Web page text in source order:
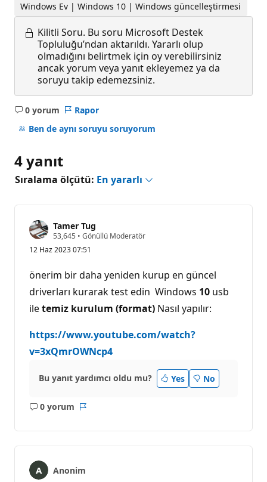
Windows Ev | Windows 10 | Windows güncelleştirmesi
Kilitli Soru. Bu soru Microsoft Destek
Topluluğu’ndan aktarıldı. Yararlı olup
olmadığını belirtmek için oy verebilirsiniz
ancak yorum veya yanıt ekleyemez ya da
soruyu takip edemezsiniz.
0 yorum
Açıklama
yok
Rapor
Ben de aynı soruyu soruyorum
4 yanıt
Sıralama ölçütü: En yararlı
Tamer Tug
53,645 S
y
n
l
ı
k
a
ı
• Gönüllü Moderatör
12 Haz 2023 07:51
önerim bir daha yeniden kurup en güncel
driverları kurarak test edin Windows 10 usb
iletemiz kurulum (format) Nasıl yapılır:
https://www.youtube.com/watch?
v=3xQmrOWNcp4
Bu yanıt yardımcı oldu mu? Yes No
0 yorum
Açıklama
Anonim